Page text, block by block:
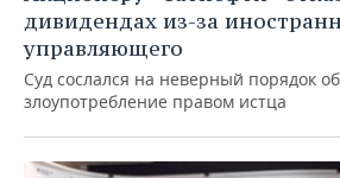
дивидендах из-за
управляющего
Суд сослался на неверный порядок
злоупотребление правом истца